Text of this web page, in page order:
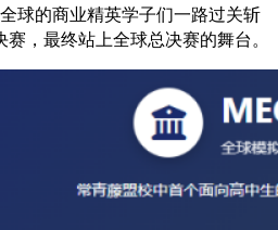
球的商业精英学子们一路过关斩
，最终站上全球总决赛的舞台。